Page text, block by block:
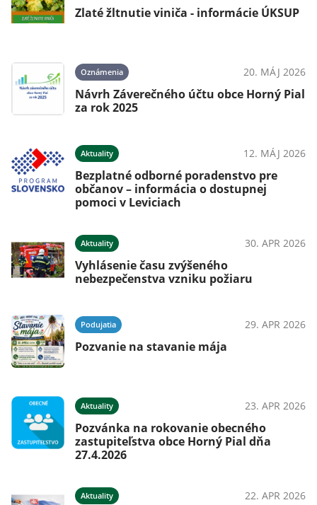
Zlaté žltnutie viniča - informácie ÚKSUP
Oznámenia 20. MÁJ 2026
Návrh Záverečného účtu obce Horný Pial
za rok 2025
Aktuality 12. MÁJ 2026
Bezplatné odborné poradenstvo pre
občanov – informácia o dostupnej
pomoci v Leviciach
Aktuality 30. APR 2026
Vyhlásenie času zvýšeného
nebezpečenstva vzniku požiaru
Podujatia 29. APR 2026
Pozvanie na stavanie mája
Aktuality 23. APR 2026
Pozvánka na rokovanie obecného
zastupiteľstva obce Horný Pial dňa
27.4.2026
Aktuality 22. APR 2026